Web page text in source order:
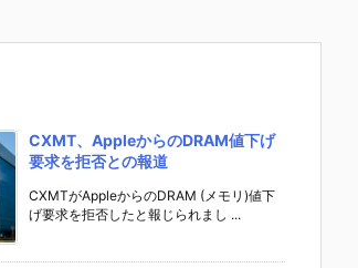
CXMT、AppleからのDRAM値下げ
要求を拒否との報道
CXMTがAppleからのDRAM (メモリ)値下
げ要求を拒否したと報じられまし ...